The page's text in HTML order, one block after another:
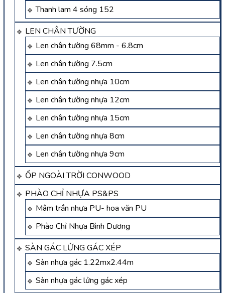
Thanh lam 4 sóng 152
LEN CHÂN TƯỜNG
Len chân tường 68mm - 6.8cm
Len chân tường 7.5cm
Len chân tường nhựa 10cm
Len chân tường nhựa 12cm
Len chân tường nhựa 15cm
Len chân tường nhựa 8cm
Len chân tường nhựa 9cm
ỐP NGOÀI TRỜI CONWOOD
PHÀO CHỈ NHỰA PS&PS
Mâm trần nhựa PU- hoa văn PU
Phào Chỉ Nhựa Bình Dương
SÀN GÁC LỬNG GÁC XÉP
Sàn nhựa gác 1.22mx2.44m
Sàn nhựa gác lửng gác xép